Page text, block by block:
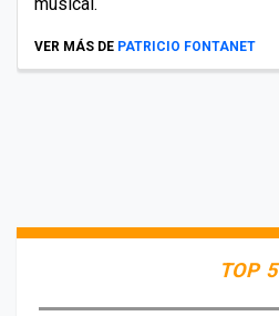
VER MÁS DE PATRICIO FONTANET
TOP 5